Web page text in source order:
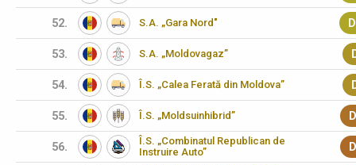
52. S.A. „Gara Nord"
53. S.A. „Moldovagaz”
54. Î.S. „Calea Ferată din Moldova”
55. Î.S. „Moldsuinhibrid”
56.
Î.S. „Combinatul Republican de
Instruire Auto”